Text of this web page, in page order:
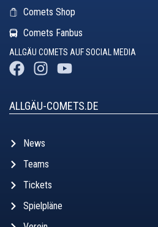
Comets Shop
Comets Fanbus
ALLGÄU COMETS AUF SOCIAL MEDIA
ALLGÄU-COMETS.DE
News
Teams
Tickets
Spielpläne